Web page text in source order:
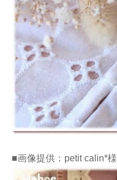
■画像提供：petit calin*様